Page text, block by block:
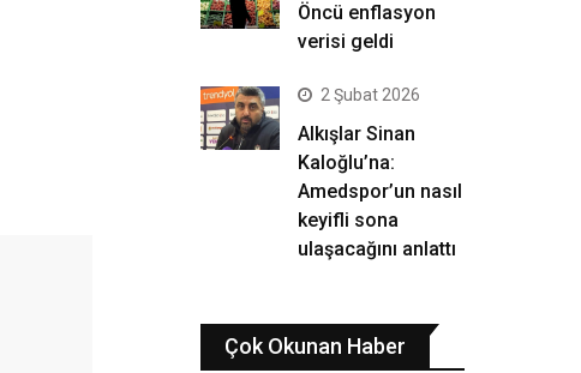
Öncü enflasyon
verisi geldi
2 Şubat 2026
Alkışlar Sinan
Kaloğlu’na:
Amedspor’un nasıl
keyifli sona
ulaşacağını anlattı
Çok Okunan Haber